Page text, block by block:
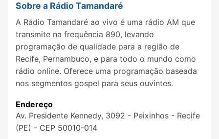
Sobre a Rádio Tamandaré
A Rádio Tamandaré ao vivo é uma rádio AM que
transmite na frequência 890, levando
programação de qualidade para a região de
Recife, Pernambuco, e para todo o mundo como
rádio online. Oferece uma programação baseada
nos segmentos gospel para seus ouvintes.
Endereço
Av. Presidente Kennedy, 3092 - Peixinhos - Recife
(PE) - CEP 50010-014